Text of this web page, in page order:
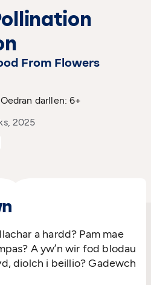
From Flowers
Oedran darllen: 6+
2025
a hardd? Pam mae
A yw’n wir fod blodau
diolch i beillio? Gadewch